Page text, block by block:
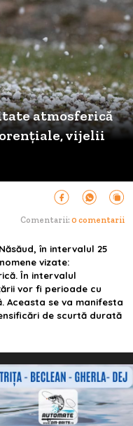
atmosferică
vijelii
Comentarii: 0 comentarii
în intervalul 25
vizate:
În intervalul
vor fi perioade cu
se va manifesta
de scurtă durată